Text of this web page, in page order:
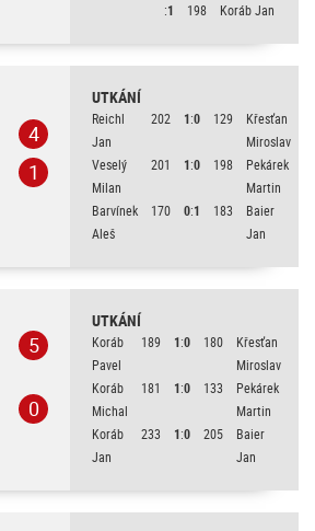
:1 198 Koráb Jan
4
1
UTKÁNÍ
Reichl
Jan
202 1:0 129
Křesťan
Miroslav
Veselý
Milan
201 1:0 198
Pekárek
Martin
Barvínek
Aleš
170 0:1 183
Baier
Jan
5
0
UTKÁNÍ
Koráb
Pavel
189 1:0 180
Křesťan
Miroslav
Koráb
Michal
181 1:0 133
Pekárek
Martin
Koráb
Jan
233 1:0 205
Baier
Jan